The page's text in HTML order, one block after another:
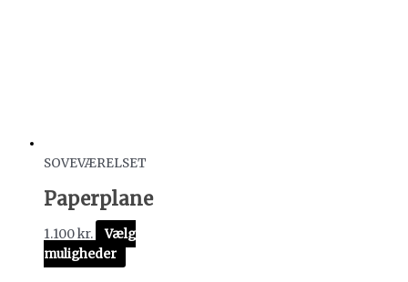
SOVEVÆRELSET
Paperplane
1.100kr.
Vælg
muligheder